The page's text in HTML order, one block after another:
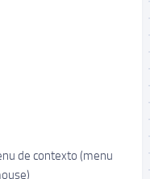
de contexto (menu